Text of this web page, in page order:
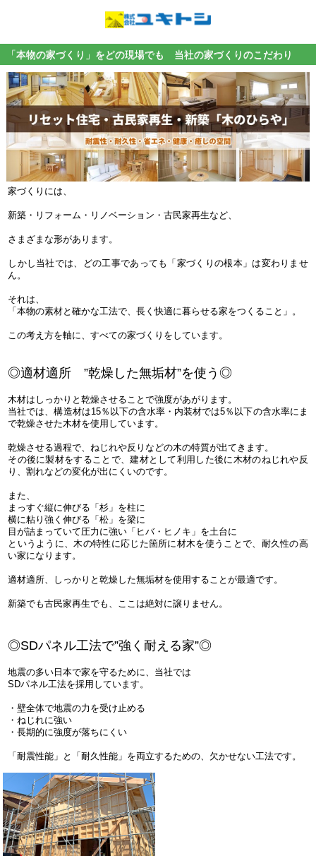
「本物の家づくり」をどの現場でも 当社の家づくりのこだわり
家づくりには、
新築・リフォーム・リノベーション・古民家再生など、
さまざまな形があります。
しかし当社では、どの工事であっても「家づくりの根本」は変わりませ
ん。
それは、
「本物の素材と確かな工法で、長く快適に暮らせる家をつくること」。
この考え方を軸に、すべての家づくりをしています。
◎適材適所 ”乾燥した無垢材”を使う◎
木材はしっかりと乾燥させることで強度があがります。
当社では、構造材は15％以下の含水率・内装材では5％以下の含水率にま
で乾燥させた木材を使用しています。
乾燥させる過程で、ねじれや反りなどの木の特質が出てきます。
その後に製材をすることで、建材として利用した後に木材のねじれや反
り、割れなどの変化が出にくいのです。
また、
まっすぐ縦に伸びる「杉」を柱に
横に粘り強く伸びる「松」を梁に
目が詰まっていて圧力に強い「ヒバ・ヒノキ」を土台に
というように、木の特性に応じた箇所に材木を使うことで、耐久性の高
い家になります。
適材適所、しっかりと乾燥した無垢材を使用することが最適です。
新築でも古民家再生でも、ここは絶対に譲りません。
◎SDパネル工法で”強く耐える家”◎
地震の多い日本で家を守るために、当社では
SDパネル工法を採用しています。
・壁全体で地震の力を受け止める
・ねじれに強い
・長期的に強度が落ちにくい
「耐震性能」と「耐久性能」を両立するための、欠かせない工法です。